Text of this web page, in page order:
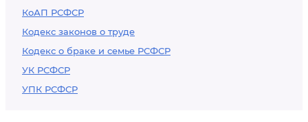
КоАП РСФСР
Кодекс законов о труде
Кодекс о браке и семье РСФСР
УК РСФСР
УПК РСФСР